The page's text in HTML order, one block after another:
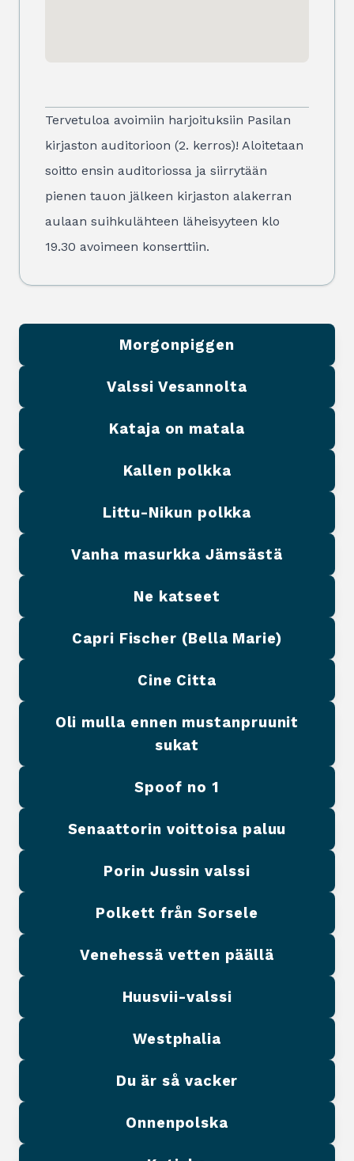
Tervetuloa avoimiin harjoituksiin Pasilan
kirjaston auditorioon (2. kerros)! Aloitetaan
soitto ensin auditoriossa ja siirrytään
pienen tauon jälkeen kirjaston alakerran
aulaan suihkulähteen läheisyyteen klo
19.30 avoimeen konserttiin.
Morgonpiggen
Valssi Vesannolta
Kataja on matala
Kallen polkka
Littu-Nikun polkka
Vanha masurkka Jämsästä
Ne katseet
Capri Fischer (Bella Marie)
Cine Citta
Oli mulla ennen mustanpruunit
sukat
Spoof no 1
Senaattorin voittoisa paluu
Porin Jussin valssi
Polkett från Sorsele
Venehessä vetten päällä
Huusvii-valssi
Westphalia
Du är så vacker
Onnenpolska